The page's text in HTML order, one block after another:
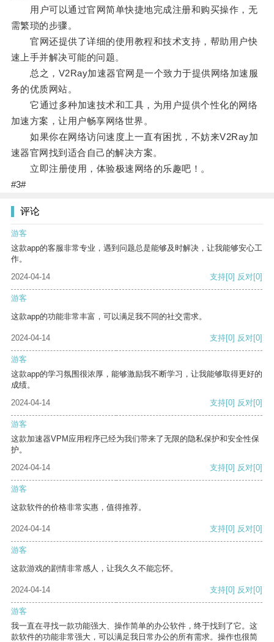
用户可以通过官网简单快捷地完成注册和购买操作，无
需繁琐的步骤。
官网还提供了详细的使用教程和技术支持，帮助用户快
速上手并解决可能的问题。
总之，V2Ray加速器官网是一个致力于提供网络加速服
务的优质网站。
它通过多种加速技术和工具，为用户提供个性化的网络
加速方案，让用户畅享网络世界。
如果你在网络访问速度上一直有困扰，不妨来V2Ray加
速器官网找到适合自己的解决方案。
立即注册使用，体验极速网络的乐趣吧！。
#3#
评论
游客
这款app的客服非常专业，遇到问题总是能够及时解决，让我能够安心工
作。
2024-04-14
支持[0] 反对[0]
游客
这款app的功能非常丰富，可以满足我不同的社交需求。
2024-04-14 支持[0] 反对[0]
游客
这款app的学习氛围很浓厚，能够激励我不断学习，让我能够取得更好的
成绩。
2024-04-14
支持[0] 反对[0]
游客
这款加速器VPM应用程序已经为我们带来了无限的隐私保护和安全性保
护。
2024-04-14
支持[0] 反对[0]
游客
这款软件的价格非常实惠，值得推荐。
2024-04-14 支持[0] 反对[0]
游客
这款游戏的剧情非常感人，让我久久不能忘怀。
2024-04-14 支持[0] 反对[0]
游客
我一直在寻找一款功能强大、操作简单的办公软件，终于找到了它。这
款软件的功能非常强大，可以满足我日常办公的所有需求。操作也很简